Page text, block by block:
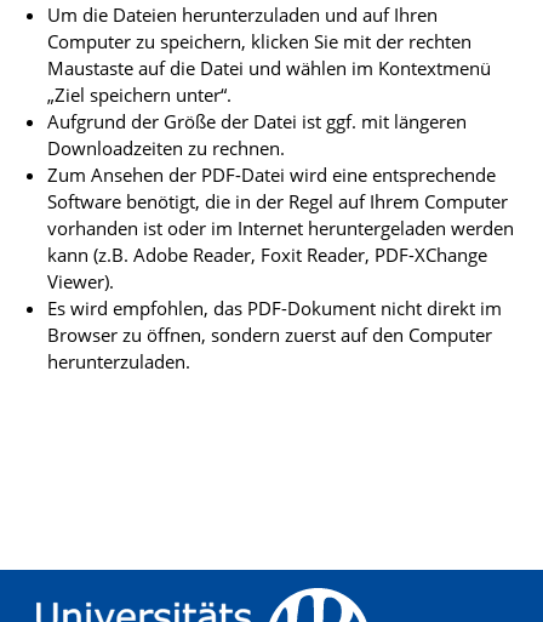
Um die Dateien herunterzuladen und auf Ihren
Computer zu speichern, klicken Sie mit der rechten
Maustaste auf die Datei und wählen im Kontextmenü
„Ziel speichern unter“.
Aufgrund der Größe der Datei ist ggf. mit längeren
Downloadzeiten zu rechnen.
Zum Ansehen der PDF-Datei wird eine entsprechende
Software benötigt, die in der Regel auf Ihrem Computer
vorhanden ist oder im Internet heruntergeladen werden
kann (z.B. Adobe Reader, Foxit Reader, PDF-XChange
Viewer).
Es wird empfohlen, das PDF-Dokument nicht direkt im
Browser zu öffnen, sondern zuerst auf den Computer
herunterzuladen.